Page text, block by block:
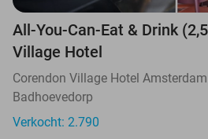
All-You-Can-Eat & Drink
Village Hotel
Corendon Village Hotel Amsterdam
Badhoevedorp
Verkocht: 2.790